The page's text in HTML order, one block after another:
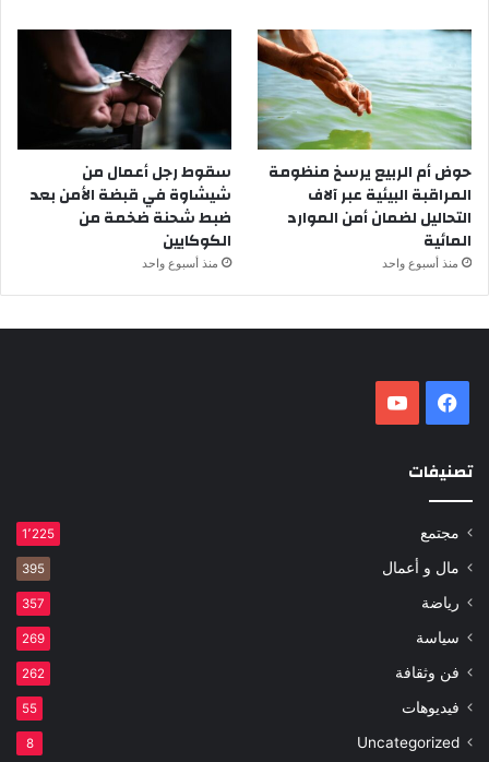
حوض أم الربيع يرسخ منظومة
المراقبة البيئية عبر آلاف
التحاليل لضمان أمن الموارد
المائية
منذ أسبوع واحد
سقوط رجل أعمال من
شيشاوة في قبضة الأمن بعد
ضبط شحنة ضخمة من
الكوكايين
منذ أسبوع واحد
فيسبوك
تصنيفات
مجتمع 1٬225
مال و أعمال 395
رياضة 357
سياسة 269
فن وثقافة 262
فيديوهات 55
Uncategorized
8